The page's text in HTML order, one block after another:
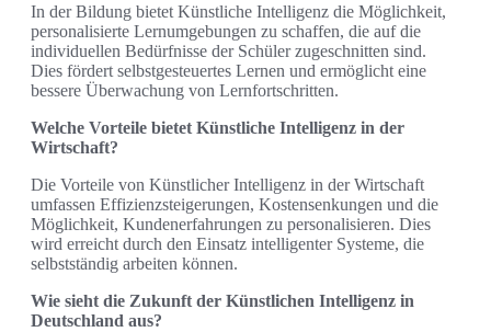
In der Bildung bietet Künstliche Intelligenz die Möglichkeit,
personalisierte Lernumgebungen zu schaffen, die auf die
individuellen Bedürfnisse der Schüler zugeschnitten sind.
Dies fördert selbstgesteuertes Lernen und ermöglicht eine
bessere Überwachung von Lernfortschritten.
Welche Vorteile bietet Künstliche Intelligenz in der
Wirtschaft?
Die Vorteile von Künstlicher Intelligenz in der Wirtschaft
umfassen Effizienzsteigerungen, Kostensenkungen und die
Möglichkeit, Kundenerfahrungen zu personalisieren. Dies
wird erreicht durch den Einsatz intelligenter Systeme, die
selbstständig arbeiten können.
Wie sieht die Zukunft der Künstlichen Intelligenz in
Deutschland aus?